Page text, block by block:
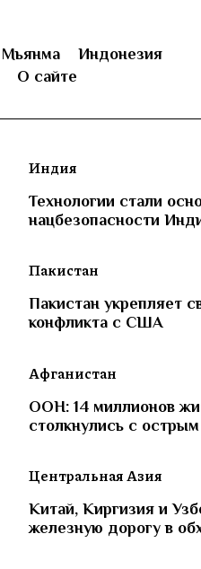
Мьянма
Индонезия
О сайте
Индия
Технологии стали
нацбезопасности
Пакистан
Пакистан укрепляет
конфликта с США
Афганистан
ООН: 14 миллионов
столкнулись с
Центральная Азия
Китай, Киргизия и
железную дорогу в